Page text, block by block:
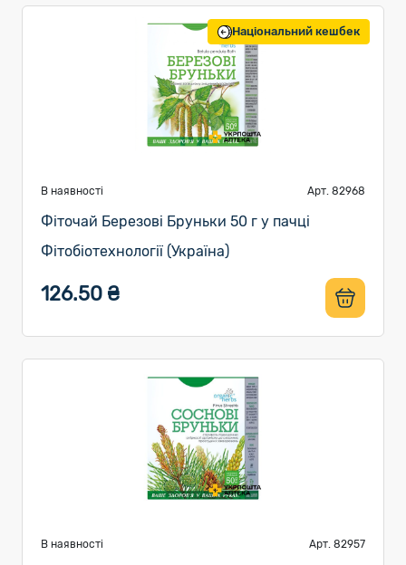
Національний кешбек
В наявності Арт. 82968
Фіточай Березові Бруньки 50 г у пачці
Фітобіотехнології (Україна)
126.50 ₴
В наявності Арт. 82957